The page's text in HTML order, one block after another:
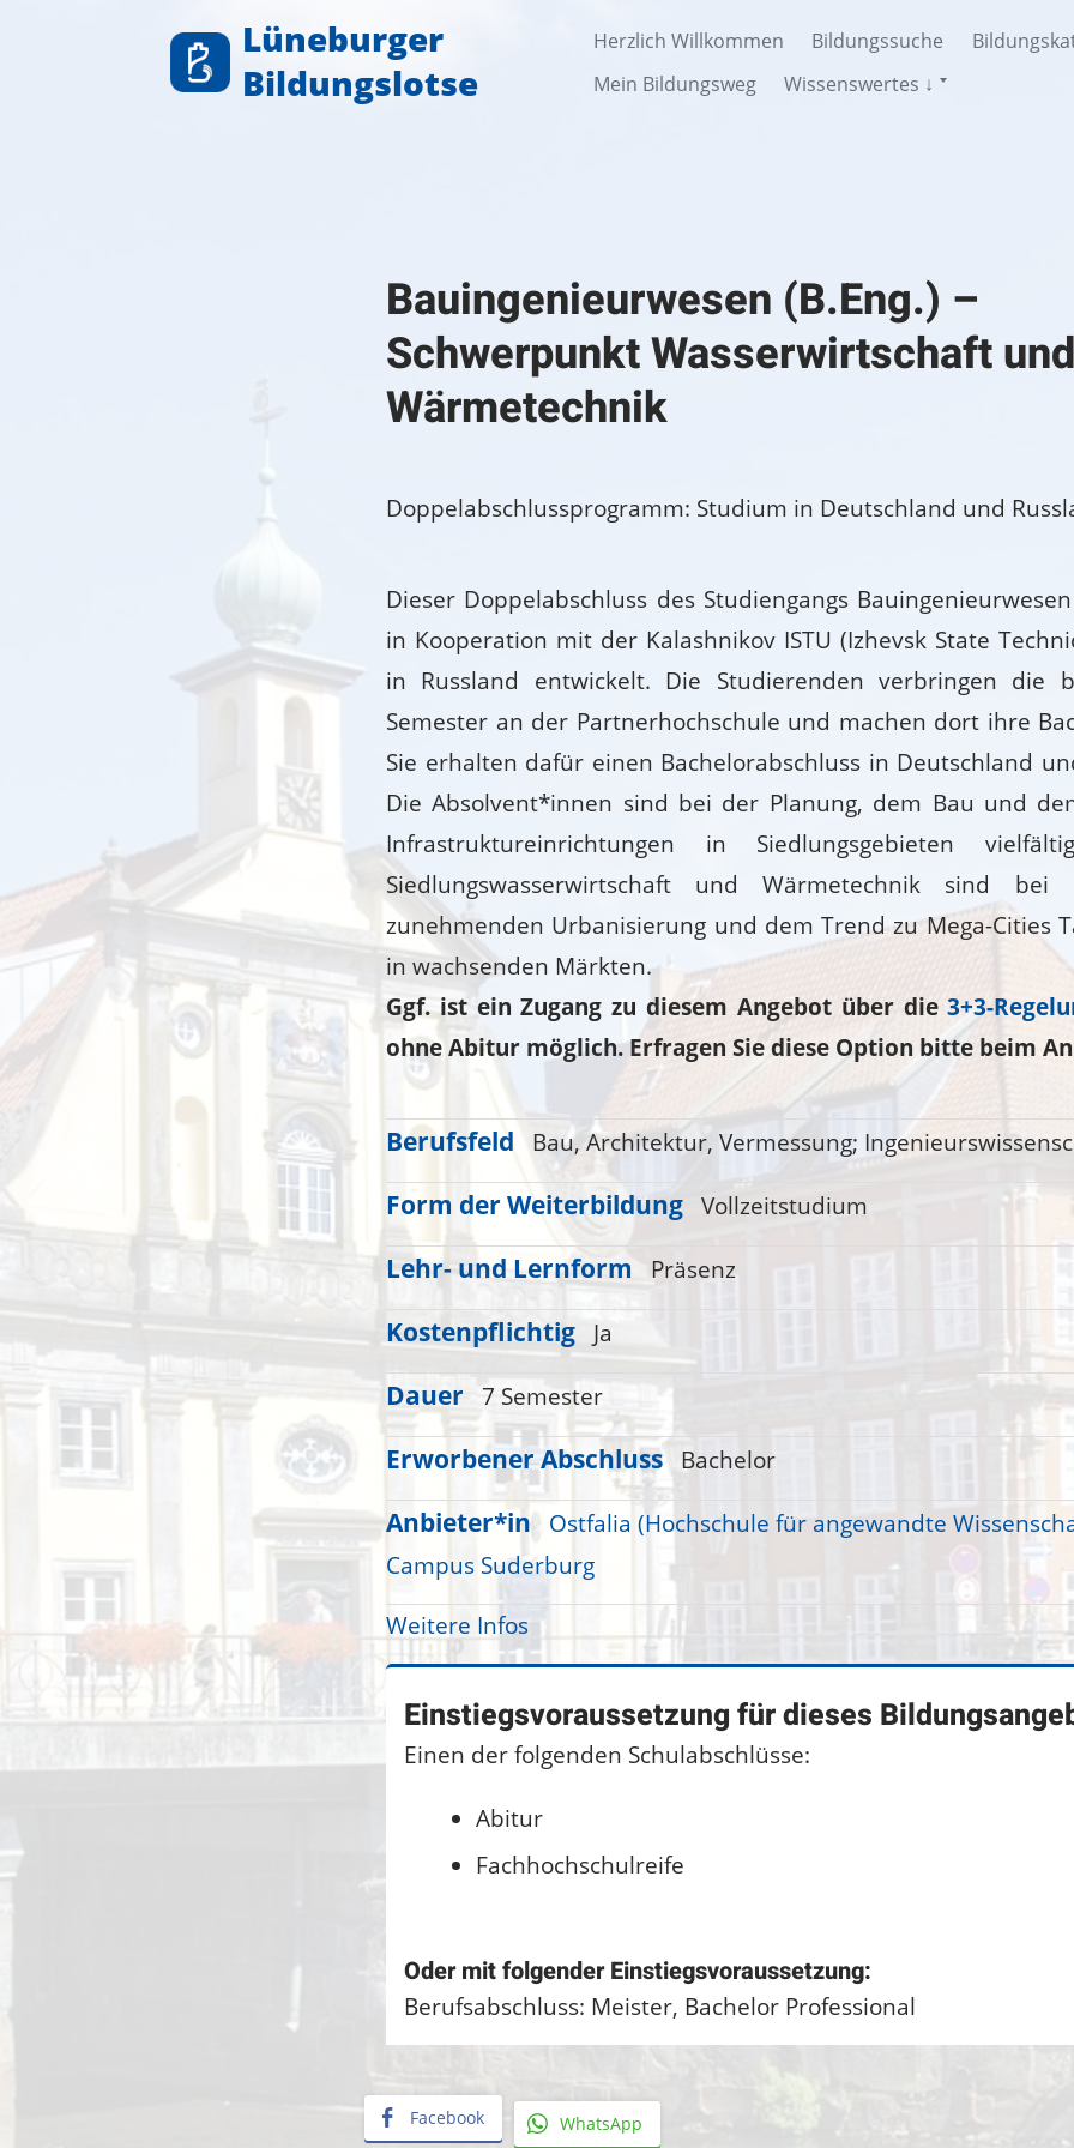
Lüneburger
Bildungslotse
Herzlich Willkommen Bildungssuche
Mein Bildungsweg
Wissenswertes ↓
Bauingenieurwesen (B.Eng.) –
Schwerpunkt Wasserwirtschaft und
Wärmetechnik
Doppelabschlussprogramm: Studium in Deutschland und
Dieser Doppelabschluss des Studiengangs
in Kooperation mit der Kalashnikov ISTU (Izhevsk State
in Russland entwickelt. Die Studierenden verbringen die
Semester an der Partnerhochschule und machen dort ihre
Sie erhalten dafür einen Bachelorabschluss in Deutschland
Die Absolvent*innen sind bei der Planung, dem Bau und
Infrastruktureinrichtungen in Siedlungsgebieten
Siedlungswasserwirtschaft und Wärmetechnik sind
zunehmenden Urbanisierung und dem Trend zu Mega-Cities
in wachsenden Märkten.
Ggf. ist ein Zugang zu diesem Angebot über die3+3-
ohne Abitur möglich. Erfragen Sie diese Option bitte beim
Berufsfeld Bau, Architektur, Vermessung;
Form der Weiterbildung Vollzeitstudium
Lehr- und Lernform Präsenz
Kostenpflichtig Ja
Dauer 7 Semester
Erworbener Abschluss Bachelor
Anbieter*in
Ostfalia (Hochschule für angewandte
Campus Suderburg
Weitere Infos
Einstiegsvoraussetzung für dieses
Einen der folgenden Schulabschlüsse:
Abitur
Fachhochschulreife
Oder mit folgender Einstiegsvoraussetzung:
Berufsabschluss: Meister, Bachelor Professional
Facebook WhatsApp